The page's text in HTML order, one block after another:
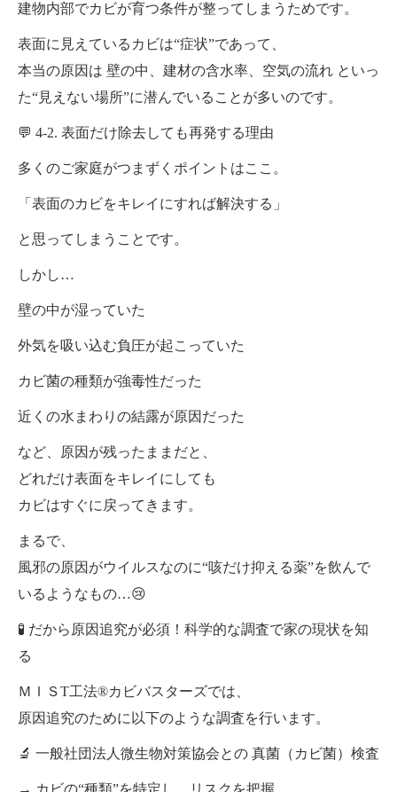
建物内部でカビが育つ条件が整ってしまうためです。
表面に見えているカビは“症状”であって、
本当の原因は 壁の中、建材の含水率、空気の流れ といっ
た“見えない場所”に潜んでいることが多いのです。
💬 4-2. 表面だけ除去しても再発する理由
多くのご家庭がつまずくポイントはここ。
「表面のカビをキレイにすれば解決する」
と思ってしまうことです。
しかし…
壁の中が湿っていた
外気を吸い込む負圧が起こっていた
カビ菌の種類が強毒性だった
近くの水まわりの結露が原因だった
など、原因が残ったままだと、
どれだけ表面をキレイにしても
カビはすぐに戻ってきます。
まるで、
風邪の原因がウイルスなのに“咳だけ抑える薬”を飲んで
いるようなもの…😢
🧪 だから原因追究が必須！科学的な調査で家の現状を知
る
ＭＩＳТ工法®カビバスターズでは、
原因追究のために以下のような調査を行います。
🔬 一般社団法人微生物対策協会との 真菌（カビ菌）検査